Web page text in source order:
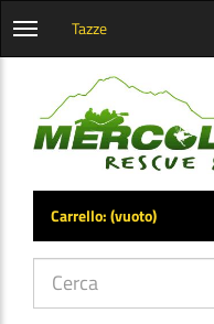
Apri
categorie
Tazze
Carrello:(vuoto)